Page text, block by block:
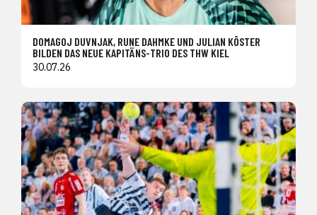
DOMAGOJ DUVNJAK, RUNE DAHMKE UND JULIAN KÖSTER
BILDEN DAS NEUE KAPITÄNS-TRIO DES THW KIEL
30.07.26